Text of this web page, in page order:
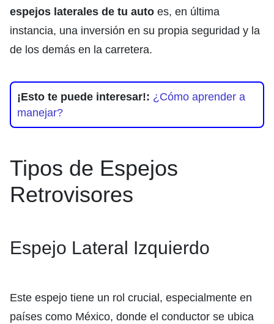
espejos laterales de tu auto es, en última
instancia, una inversión en su propia seguridad y la
de los demás en la carretera.
¡Esto te puede interesar!: ¿Cómo aprender a
manejar?
Tipos de Espejos
Retrovisores
Espejo Lateral Izquierdo
Este espejo tiene un rol crucial, especialmente en
países como México, donde el conductor se ubica